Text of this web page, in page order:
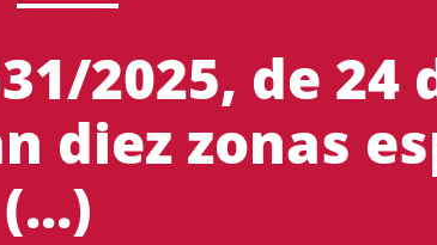
2025, de
diez zonas